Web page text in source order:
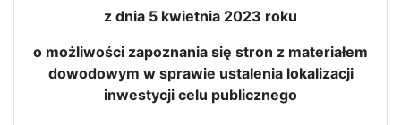
z dnia 5 kwietnia 2023 roku
o możliwości zapoznania się stron z materiałem
dowodowym w sprawie ustalenia lokalizacji
inwestycji celu publicznego